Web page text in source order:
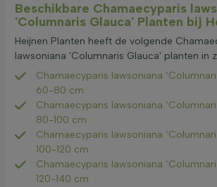
Beschikbare Chamaecyparis
'Columnaris Glauca' Planten bij
Heijnen Planten heeft de volgende
lawsoniana 'Columnaris Glauca' planten in
Chamaecyparis lawsoniana
60-80 cm
Chamaecyparis lawsoniana
80-100 cm
Chamaecyparis lawsoniana
100-120 cm
Chamaecyparis lawsoniana
120-140 cm